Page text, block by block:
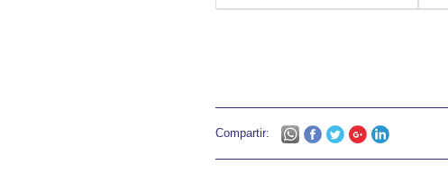
Compartir: